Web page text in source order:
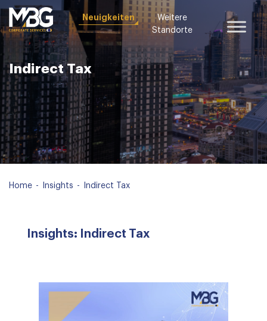
Neuigkeiten
Weitere
Standorte
Indirect Tax
Home - Insights - Indirect Tax
Insights: Indirect Tax